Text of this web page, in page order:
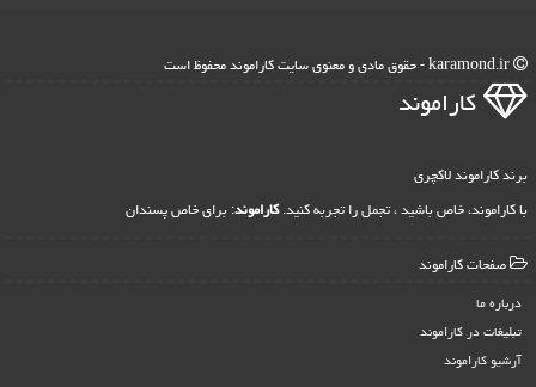
كاراموند
برند کاراموند لاکچری
با کاراموند، خاص باشید ، تجمل را تجربه کنید.کاراموند: برای خاص پسندان
صفحات كاراموند
درباره ما
تبلیغات در كاراموند
آرشیو كاراموند